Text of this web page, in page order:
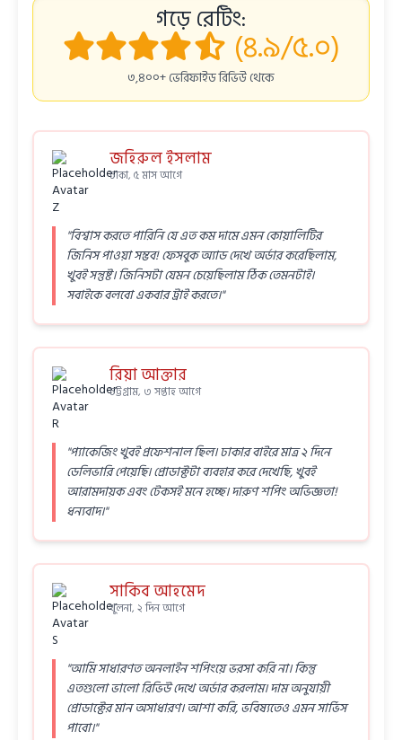
গড়ে রেটিং:
(৪.৯/৫.০)
৩,৪০০+ ভেরিফাইড রিভিউ থেকে
জহিরুল ইসলাম
ঢাকা, ৫ মাস আগে
"বিশ্বাস করতে পারিনি যে এত কম দামে এমন কোয়ালিটির
জিনিস পাওয়া সম্ভব! ফেসবুক অ্যাড দেখে অর্ডার করেছিলাম,
খুবই সন্তুষ্ট। জিনিসটা যেমন চেয়েছিলাম ঠিক তেমনটাই।
সবাইকে বলবো একবার ট্রাই করতে।"
রিয়া আক্তার
চট্টগ্রাম, ৩ সপ্তাহ আগে
"প্যাকেজিং খুবই প্রফেশনাল ছিল। ঢাকার বাইরে মাত্র ২ দিনে
ডেলিভারি পেয়েছি। প্রোডাক্টটা ব্যবহার করে দেখেছি, খুবই
আরামদায়ক এবং টেকসই মনে হচ্ছে। দারুণ শপিং অভিজ্ঞতা!
ধন্যবাদ।"
সাকিব আহমেদ
খুলনা, ২ দিন আগে
"আমি সাধারণত অনলাইন শপিংয়ে ভরসা করি না। কিন্তু
এতগুলো ভালো রিভিউ দেখে অর্ডার করলাম। দাম অনুযায়ী
প্রোডাক্টের মান অসাধারণ। আশা করি, ভবিষ্যতেও এমন সার্ভিস
পাবো।"